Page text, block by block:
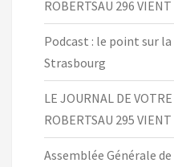
ROBERTSAU 296
Podcast : le point sur
Strasbourg
LE JOURNAL DE
ROBERTSAU 295
Assemblée Générale